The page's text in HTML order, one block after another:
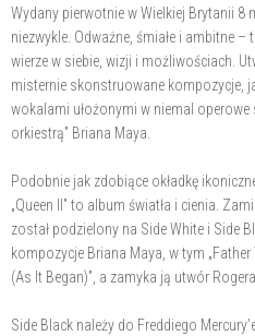
Wydany pierwotnie w Wielkiej Brytanii 8
niezwykle. Odważne, śmiałe i ambitne –
wierze w siebie, wizji i możliwościach.
misternie skonstruowane kompozycje,
wokalami ułożonymi w niemal operowe
orkiestrą” Briana Maya.
Podobnie jak zdobiące okładkę
„Queen II” to album światła i cienia.
został podzielony na Side White i Side
kompozycje Briana Maya, w tym „Father
(As It Began)”, a zamyka ją utwór
Side Black należy do Freddiego